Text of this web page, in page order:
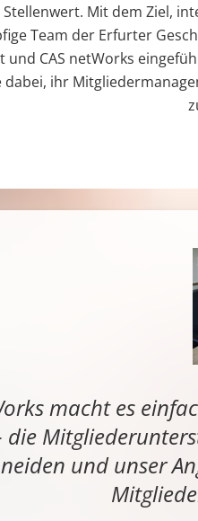
Mit dem Ziel,
Team der Erfurter
und CAS netWorks
dabei, ihr
macht es
die
und unser